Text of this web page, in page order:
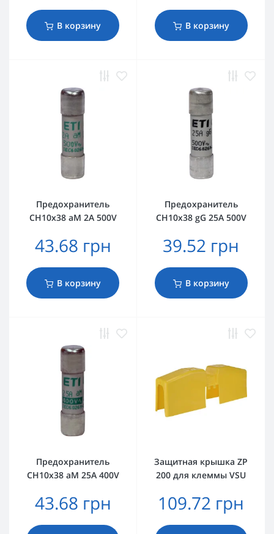
В корзину В корзину
Предохранитель
CH10x38 aM 2A 500V
43.68 грн
В корзину
Предохранитель
CH10x38 gG 25A 500V
39.52 грн
В корзину
Предохранитель
CH10x38 aM 25A 400V
43.68 грн
Защитная крышка ZP
200 для клеммы VSU
109.72 грн